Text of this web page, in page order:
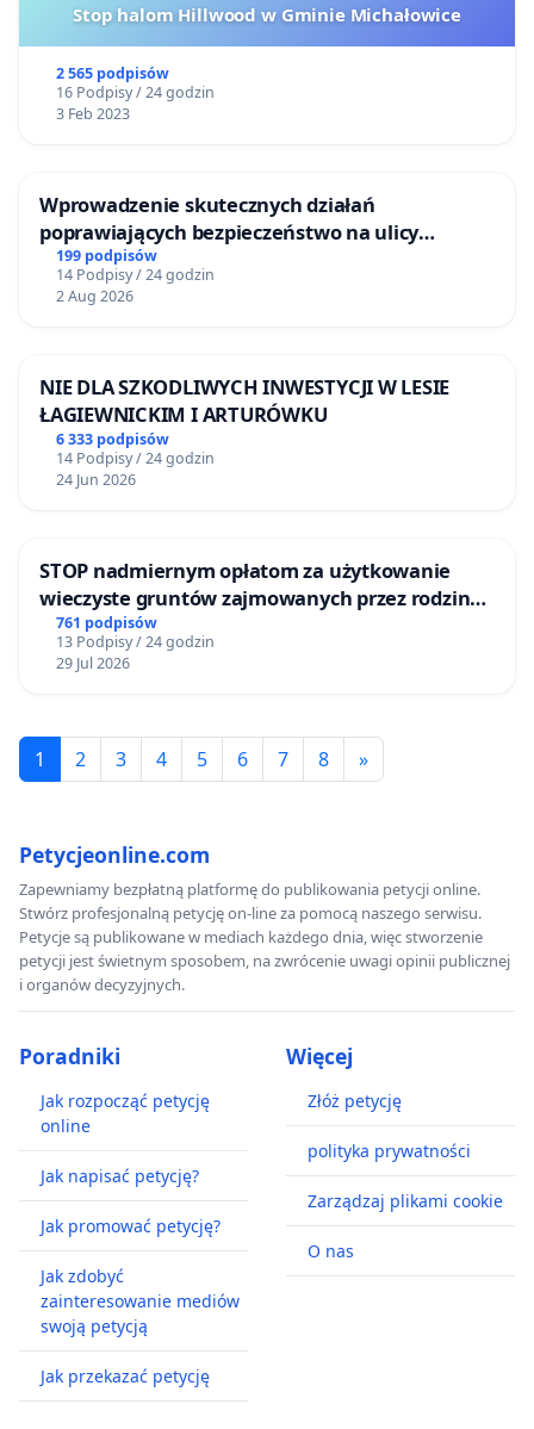
Stop halom Hillwood w Gminie Michałowice
2 565 podpisów
16 Podpisy / 24 godzin
3 Feb 2023
Wprowadzenie skutecznych działań
poprawiających bezpieczeństwo na ulicy
Żeromskiego w Otwocku
199 podpisów
14 Podpisy / 24 godzin
2 Aug 2026
NIE DLA SZKODLIWYCH INWESTYCJI W LESIE
ŁAGIEWNICKIM I ARTURÓWKU
6 333 podpisów
14 Podpisy / 24 godzin
24 Jun 2026
STOP nadmiernym opłatom za użytkowanie
wieczyste gruntów zajmowanych przez rodzinne
ogrody działkowe.
761 podpisów
13 Podpisy / 24 godzin
29 Jul 2026
1 2 3 4 5 6 7 8 »
Petycjeonline.com
Zapewniamy bezpłatną platformę do publikowania petycji online.
Stwórz profesjonalną petycję on-line za pomocą naszego serwisu.
Petycje są publikowane w mediach każdego dnia, więc stworzenie
petycji jest świetnym sposobem, na zwrócenie uwagi opinii publicznej
i organów decyzyjnych.
Poradniki
Jak rozpocząć petycję
online
Jak napisać petycję?
Jak promować petycję?
Jak zdobyć
zainteresowanie mediów
swoją petycją
Jak przekazać petycję
Więcej
Złóż petycję
polityka prywatności
Zarządzaj plikami cookie
O nas